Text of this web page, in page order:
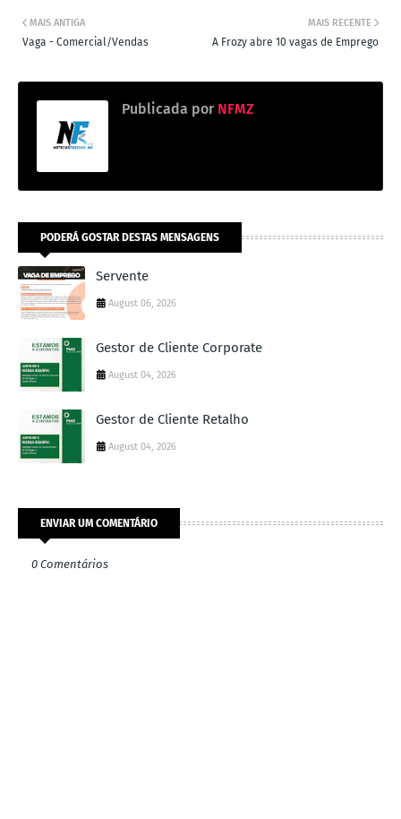
MAIS RECENTE
A Frozy abre 10 vagas de Emprego
MAIS ANTIGA
Vaga - Comercial/Vendas
Publicada por NFMZ
PODERÁ GOSTAR DESTAS MENSAGENS
Servente
August 06, 2026
Gestor de Cliente Corporate
August 04, 2026
Gestor de Cliente Retalho
August 04, 2026
ENVIAR UM COMENTÁRIO
0 Comentários